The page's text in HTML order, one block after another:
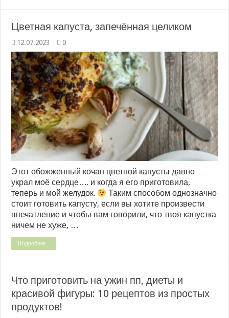
Цветная капуста, запечённая целиком
12.07.2023 0
Этот обожженный кочан цветной капусты давно
украл моё сердце…. и когда я его приготовила,
теперь и мой желудок.
Таким способом однозначно
стоит готовить капусту, если вы хотите произвести
впечатление и чтобы вам говорили, что твоя капустка
ничем не хуже, …
Подробнее...
Что приготовить на ужин пп, диеты и
красивой фигуры: 10 рецептов из простых
продуктов!